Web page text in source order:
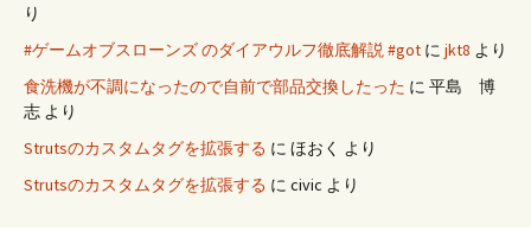
り
#ゲームオブスローンズ のダイアウルフ徹底解説 #got に jkt8 より
食洗機が不調になったので自前で部品交換したった に 平島 博
志 より
Strutsのカスタムタグを拡張する に ほおく より
Strutsのカスタムタグを拡張する に civic より